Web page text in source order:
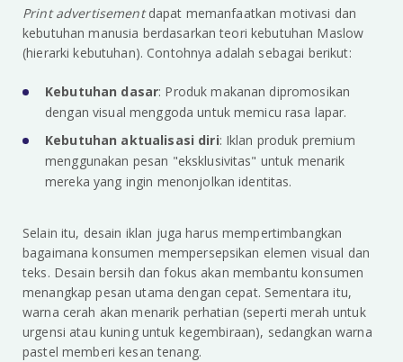
Print advertisementdapat memanfaatkan motivasi dan
kebutuhan manusia berdasarkan teori kebutuhan Maslow
(hierarki kebutuhan). Contohnya adalah sebagai berikut:
Kebutuhan dasar: Produk makanan dipromosikan
dengan visual menggoda untuk memicu rasa lapar.
Kebutuhan aktualisasi diri: Iklan produk premium
menggunakan pesan "eksklusivitas" untuk menarik
mereka yang ingin menonjolkan identitas.
Selain itu, desain iklan juga harus mempertimbangkan
bagaimana konsumen mempersepsikan elemen visual dan
teks. Desain bersih dan fokus akan membantu konsumen
menangkap pesan utama dengan cepat. Sementara itu,
warna cerah akan menarik perhatian (seperti merah untuk
urgensi atau kuning untuk kegembiraan), sedangkan warna
pastel memberi kesan tenang.